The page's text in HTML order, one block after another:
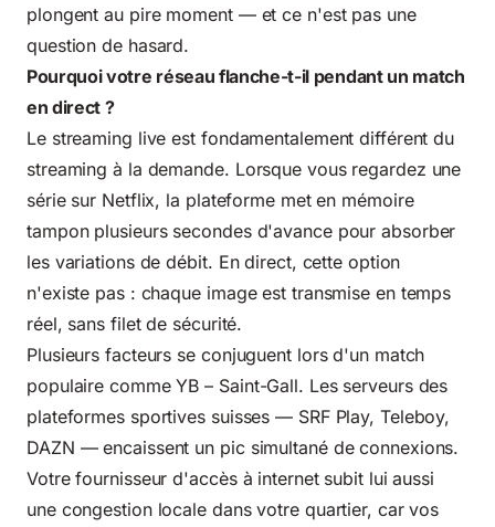
plongent au pire moment — et ce n'est pas une
question de hasard.
Pourquoi votre réseau flanche-t-il pendant un match
en direct ?
Le streaming live est fondamentalement différent du
streaming à la demande. Lorsque vous regardez une
série sur Netflix, la plateforme met en mémoire
tampon plusieurs secondes d'avance pour absorber
les variations de débit. En direct, cette option
n'existe pas : chaque image est transmise en temps
réel, sans filet de sécurité.
Plusieurs facteurs se conjuguent lors d'un match
populaire comme YB – Saint-Gall. Les serveurs des
plateformes sportives suisses — SRF Play, Teleboy,
DAZN — encaissent un pic simultané de connexions.
Votre fournisseur d'accès à internet subit lui aussi
une congestion locale dans votre quartier, car vos